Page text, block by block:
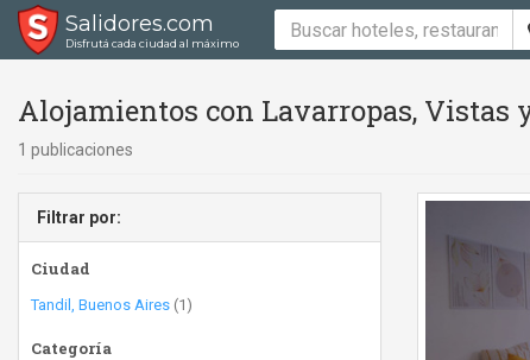
Salidores.com
Disfrutá cada ciudad al máximo
Alojamientos con Lavarropas, Vistas
1 publicaciones
Filtrar por:
Ciudad
Tandil, Buenos Aires (1)
Categoría